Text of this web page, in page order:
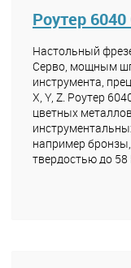
Роутер
Настольный
Серво, мощным
инструмента,
X, Y, Z. Роутер
цветных
например
твердостью до 58